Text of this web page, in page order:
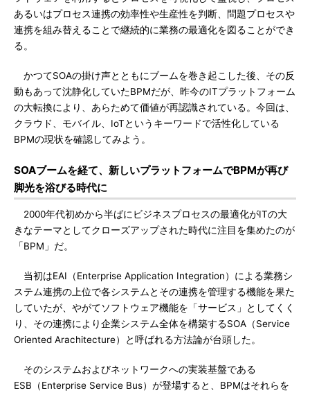
あるいはプロセス連携の効率性や生産性を判断、問題プロセスや
連携を組み替えることで継続的に業務の最適化を図ることができ
る。
かつてSOAの掛け声とともにブームを巻き起こした後、その反
動もあって沈静化していたBPMだが、昨今のITプラットフォーム
の大転換により、あらためて価値が再認識されている。今回は、
クラウド、モバイル、IoTというキーワードで活性化している
BPMの現状を確認してみよう。
SOAブームを経て、新しいプラットフォームでBPMが再び
脚光を浴びる時代に
2000年代初めから半ばにビジネスプロセスの最適化がITの大
きなテーマとしてクローズアップされた時代に注目を集めたのが
「BPM」だ。
当初はEAI（Enterprise Application Integration）による業務シ
ステム連携の上位で各システムとその連携を管理する機能を果た
していたが、やがてソフトウェア機能を「サービス」としてくく
り、その連携により企業システム全体を構築するSOA（Service
Oriented Arachitecture）と呼ばれる方法論が台頭した。
そのシステムおよびネットワークへの実装基盤である
ESB（Enterprise Service Bus）が登場すると、BPMはそれらを